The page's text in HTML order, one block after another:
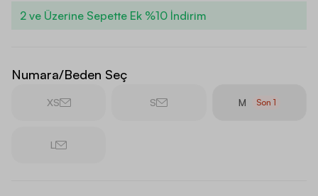
2 ve Üzerine Sepette Ek %10 İndirim
Numara/Beden Seç
XS S M Son 1
L